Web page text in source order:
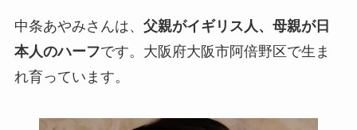
中条あやみさんは、 父親がイギリス人、母親が日
本人のハーフです。大阪府大阪市阿倍野区で生ま
れ育っています。